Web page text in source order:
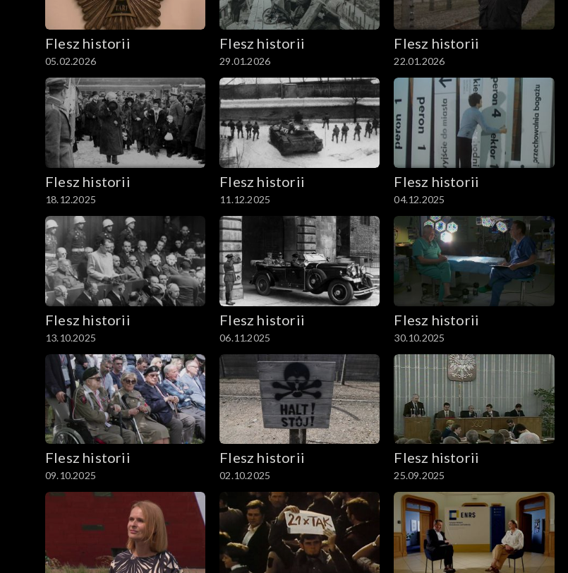
Flesz historii
05.02.2026
Flesz historii
29.01.2026
Flesz historii
22.01.2026
Flesz historii
18.12.2025
Flesz historii
11.12.2025
Flesz historii
04.12.2025
Flesz historii
13.10.2025
Flesz historii
06.11.2025
Flesz historii
30.10.2025
Flesz historii
09.10.2025
Flesz historii
02.10.2025
Flesz historii
25.09.2025